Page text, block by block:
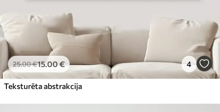
25.00€15.00€ 4
Teksturēta abstrakcija